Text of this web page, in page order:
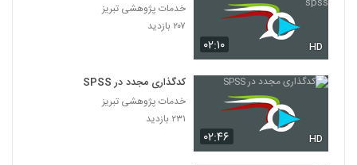
۰۲:۱۰ HD
خدمات پژوهشی تبریز
۲۰۷ بازدید
۰۲:۴۶ HD
کدگذاری مجدد در SPSS
خدمات پژوهشی تبریز
۲۳۱ بازدید